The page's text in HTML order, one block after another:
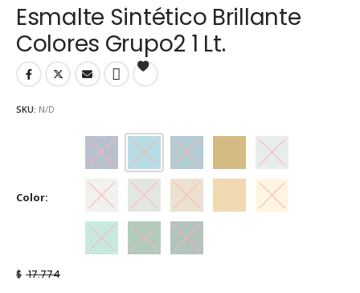
Esmalte Sintético Brillante
Colores Grupo2 1 Lt.
SKU: N/D
Color
Azul MarinoAzul TrafulAzulejo Gris Espacial
Gris HieloGris PerlaMarfil Marfil Champagne
Marfil Seda
Verde ClaroVerde InglésVerde Noche
$ 17.774